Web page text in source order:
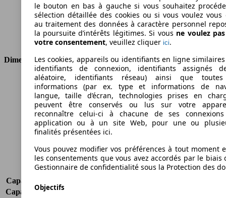
Carburant
Essence
Cylindres
3
Transmission
Boîte manuelle
Type de traction
Traction avant
Dimensions
Longueur
3969 mm
Hauteur
1433 mm
Largeur
1722 mm
Empattement
2489 mm
Poids maximum
1655 kg
Charge maximale
Portes
3
Sièges
2
Charge sur toit
-
Capacité de remorquage (sans freins)
Capacité de remorquage (avec freins)
le bouton en bas à gauche si vous souhaitez
sélection détaillée des cookies ou si vous voulez vous
au traitement des données à caractère personnel
la poursuite d’intérêts légitimes. Si vous ne voulez
votre consentement, veuillez cliquer ici.
Les cookies, appareils ou identifiants en ligne
identifiants de connexion, identifiants assignés
aléatoire, identifiants réseau) ainsi que
informations (par ex. type et informations de
langue, taille d’écran, technologies prises en
peuvent être conservés ou lus sur votre
reconnaître celui-ci à chacune de ses
application ou à un site Web, pour une ou
finalités présentées ici.
Vous pouvez modifier vos préférences à tout moment
les consentements que vous avez accordés par le biais
Gestionnaire de confidentialité sous la Protection des
Objectifs